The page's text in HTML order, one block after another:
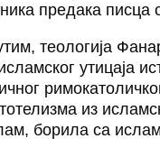
предака писца
теологија
утицаја
из
борила са